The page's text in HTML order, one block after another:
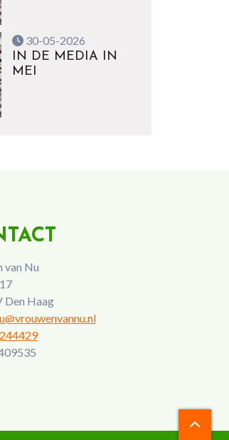
30-05-2026
IN DE MEDIA IN
MEI
van Nu
Den Haag